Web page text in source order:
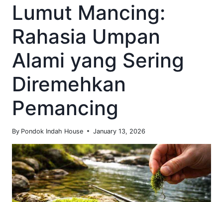
Lumut Mancing:
Rahasia Umpan
Alami yang Sering
Diremehkan
Pemancing
By Pondok Indah House January 13, 2026